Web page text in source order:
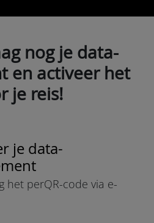
nog je data-
en activeer het
je reis!
je data-
het perQR-code via e-